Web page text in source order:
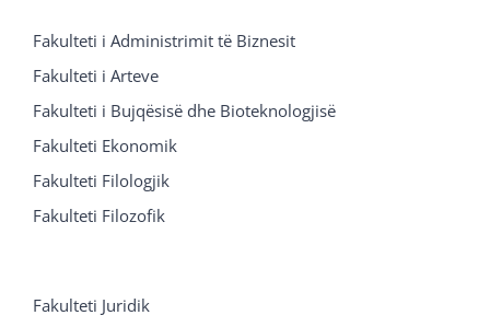
Fakulteti i Administrimit të Biznesit
Fakulteti i Arteve
Fakulteti i Bujqësisë dhe Bioteknologjisë
Fakulteti Ekonomik
Fakulteti Filologjik
Fakulteti Filozofik
Fakulteti Juridik